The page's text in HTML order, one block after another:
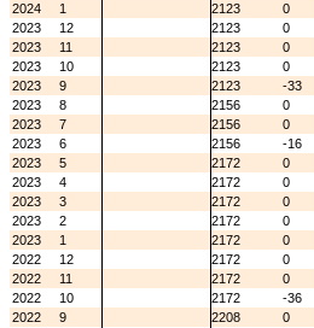
2024
1 2123
0
2023
12 2123
0
2023
11 2123
0
2023
10 2123
0
2023
9 2123
-33
2023
8 2156
0
2023
7 2156
0
2023
6 2156
-16
2023
5 2172
0
2023
4 2172
0
2023
3 2172
0
2023
2 2172
0
2023
1 2172
0
2022
12 2172
0
2022
11 2172
0
2022
10 2172
-36
2022
9 2208
0